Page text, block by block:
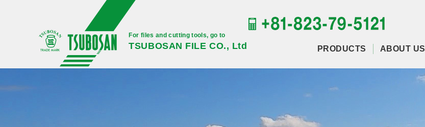
For files and cutting tools, go to
TSUBOSAN FILE CO., Ltd PRODUCTS ABOUT US